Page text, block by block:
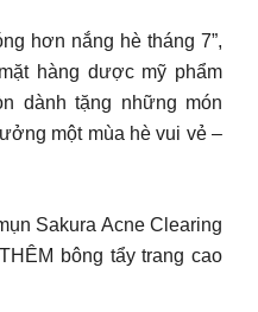
hơn nắng hè tháng 7”,
hàng dược mỹ phẩm
dành tặng những món
một mùa hè vui vẻ –
Sakura Acne Clearing
bông tẩy trang cao